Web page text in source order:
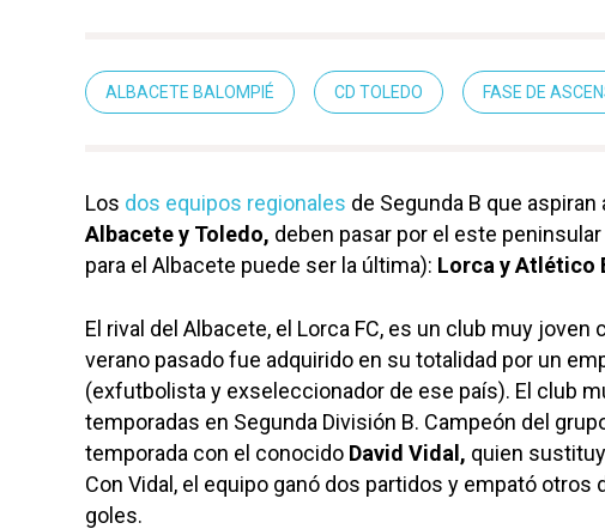
ALBACETE BALOMPIÉ CD TOLEDO FASE DE
Los dos equipos regionales de Segunda B que
Albacete y Toledo, deben pasar por el este
para el Albacete puede ser la última): Lorca y Atlético
El rival del Albacete, el Lorca FC, es un club muy joven
verano pasado fue adquirido en su totalidad por un
(exfutbolista y exseleccionador de ese país). El club
temporadas en Segunda División B. Campeón del
temporada con el conocido David Vidal, quien
Con Vidal, el equipo ganó dos partidos y empató otros
goles.